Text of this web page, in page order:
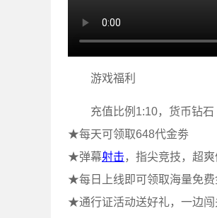
游戏福利
充值比例1:10，货币钻石
★每天可领取648代金劵
★弹幕射击 ，指尖竞技，超爽
★每日上线即可领取海量免费
★通行证活动送好礼，一边闯